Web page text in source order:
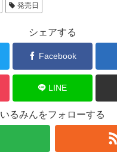
発売日
シェアする
Facebook
LINE
いるみんをフォローする